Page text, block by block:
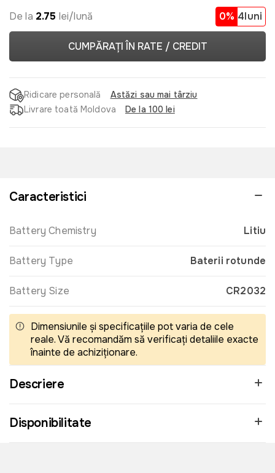
De la 2.75 lei/lună 0% 4luni
CUMPĂRAȚI ÎN RATE / CREDIT
Ridicare personală
Astăzi sau mai târziu
Livrare toată Moldova
De la 100 lei
Caracteristici
Battery Chemistry Litiu
Battery Type Baterii rotunde
Battery Size CR2032
Dimensiunile și specificațiile pot varia de cele
reale. Vă recomandăm să verificați detaliile exacte
înainte de achiziționare.
Descriere
Disponibilitate